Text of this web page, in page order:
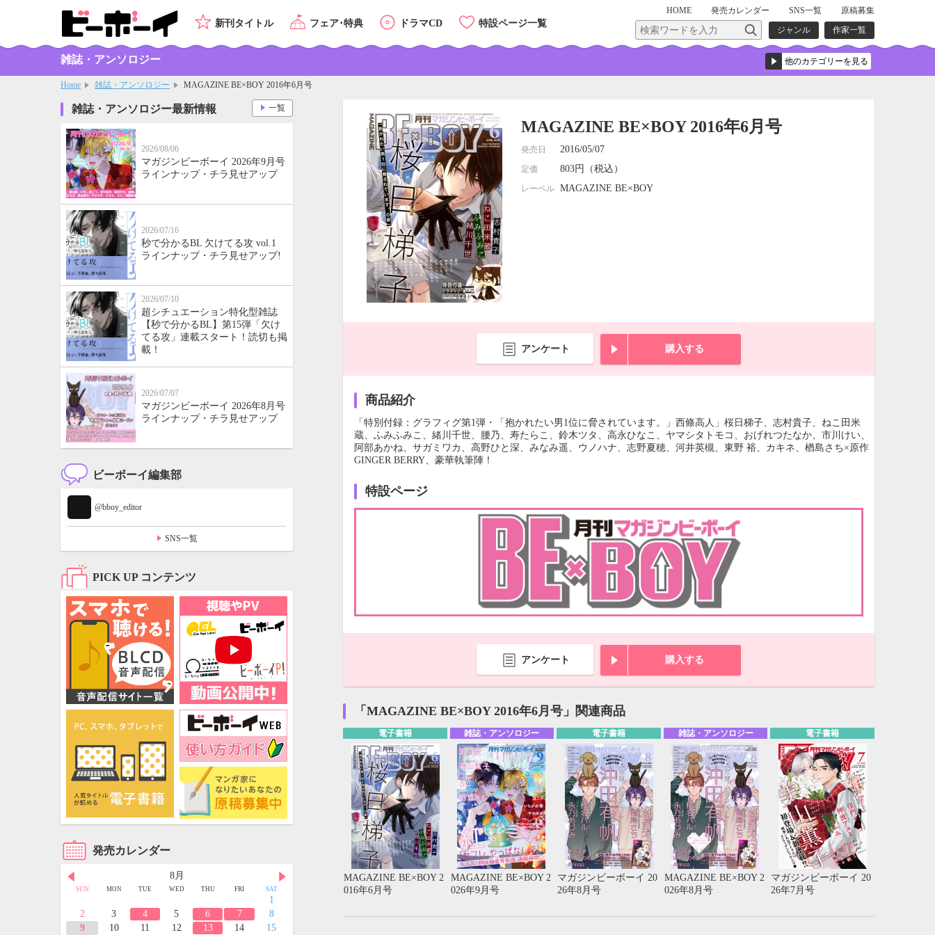
HOME 発売カレンダー SNS一覧
原稿募集
ジャンル
作家一覧
新刊タイトル フェア･特典 ドラマCD 特設ページ一覧
雑誌・アンソロジー
Home 雑誌・アンソロジー MAGAZINE BE×BOY 2016年6月号
MAGAZINE BE×BOY 2016年6月号
発売日 2016/05/07
定価 803円（税込）
レーベル MAGAZINE BE×BOY
アンケート 購入する
商品紹介
「特別付録：グラフィグ第1弾・「抱かれたい男1位に脅されています。」西條高人」桜日梯子、志村貴子、ねこ田米
蔵、ふみふみこ、緒川千世、腰乃、寿たらこ、鈴木ツタ、高永ひなこ、ヤマシタトモコ、おげれつたなか、市川けい、
阿部あかね、サガミワカ、高野ひと深、みなみ遥、ウノハナ、志野夏穂、河井英槻、東野 裕、カキネ、楢島さち×原作
GINGER BERRY、豪華執筆陣！
特設ページ
アンケート 購入する
「MAGAZINE BE×BOY 2016年6月号」関連商品
電子書籍
MAGAZINE BE×BOY 2
016年6月号
雑誌・アンソロジー
MAGAZINE BE×BOY 2
026年9月号
電子書籍
マガジンビーボーイ 20
26年8月号
雑誌・アンソロジー
MAGAZINE BE×BOY 2
026年8月号
電子書籍
マガジンビーボーイ 20
26年7月号
雑誌・アンソロジー最新情報
2026/08/06
マガジンビーボーイ 2026年9月号
ラインナップ・チラ見せアップ
2026/07/16
秒で分かるBL 欠けてる攻 vol.1
ラインナップ・チラ見せアップ!
2026/07/10
超シチュエーション特化型雑誌
【秒で分かるBL】第15弾「欠け
てる攻」連載スタート！読切も掲
載！
2026/07/07
マガジンビーボーイ 2026年8月号
ラインナップ・チラ見せアップ
一覧
ビーボーイ編集部
@bboy_editor
SNS一覧
PICK UP コンテンツ
発売カレンダー
8月
SUN MON TUE WED THU FRI SAT
1
2
3 4 5 6 7
8
9
10 11 12 13 14
15
9月
MON TUE FRI SAT
7 8 9 10 11
12
10月
MON THU FRI
4
5 6 7 8 9
10